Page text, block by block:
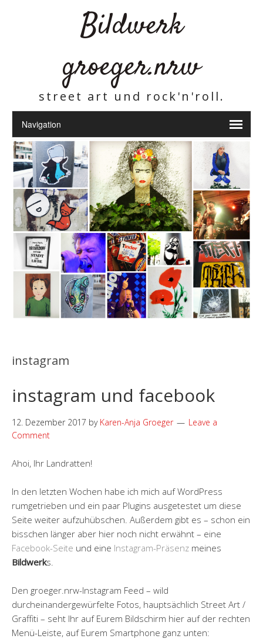
Bildwerk
groeger.nrw
street art und rock'n'roll.
instagram
instagram und facebook
12. Dezember 2017 by Karen-Anja Groeger
Leave a
Comment
Ahoi, Ihr Landratten!
In den letzten Wochen habe ich mich auf WordPress
rumgetrieben und ein paar Plugins ausgetestet um diese
Seite weiter aufzuhübschen. Außerdem gibt es – schon ein
bisschen länger aber hier noch nicht erwähnt – eine
Facebook-Seite und eine Instagram-Präsenz meines
Bildwerks.
Den groeger.nrw-Instagram Feed – wild
durcheinandergewürfelte Fotos, hauptsächlich Street Art /
Graffiti – seht Ihr auf Eurem Bildschirm hier auf der rechten
Menü-Leiste, auf Eurem Smartphone ganz unten: